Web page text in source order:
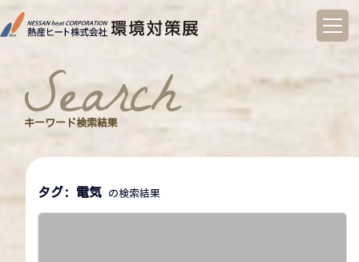
コ
ン
search
キーワード検索結果
タグ: 電気 の検索結果